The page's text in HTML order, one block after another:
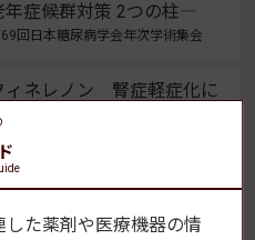
年症候群対策 2つの柱―
69回日本糖尿病学会年次学術集会
ィネレノン 腎症軽症化に
示唆
回日本糖尿病学会年次学術集会
事た薬剤や医療機器の情